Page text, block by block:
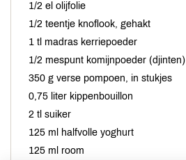
1/2 el olijfolie
1/2 teentje knoflook, gehakt
1 tl madras kerriepoeder
1/2 mespunt komijnpoeder (djinten)
350 g verse pompoen, in stukjes
0,75 liter kippenbouillon
2 tl suiker
125 ml halfvolle yoghurt
125 ml room